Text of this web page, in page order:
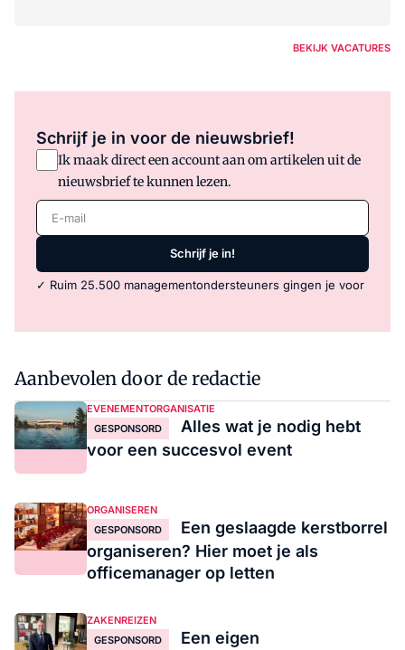
BEKIJK VACATURES
Schrijf je in voor de nieuwsbrief!
Ik maak direct een account aan om artikelen uit de
nieuwsbrief te kunnen lezen.
E-mail
Schrijf je in!
✓ Ruim 25.500 managementondersteuners gingen je voor
Aanbevolen door de redactie
EVENEMENTORGANISATIE
GESPONSORD
Alles wat je nodig hebt
voor een succesvol event
ORGANISEREN
GESPONSORD
Een geslaagde kerstborrel
organiseren? Hier moet je als
officemanager op letten
ZAKENREIZEN
GESPONSORD
Een eigen